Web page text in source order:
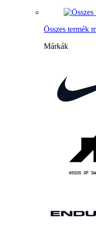
Összes termék
Márkák